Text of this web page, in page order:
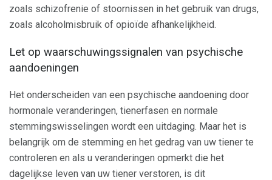
zoals schizofrenie of stoornissen in het gebruik van drugs,
zoals alcoholmisbruik of opioïde afhankelijkheid.
Let op waarschuwingssignalen van psychische
aandoeningen
Het onderscheiden van een psychische aandoening door
hormonale veranderingen, tienerfasen en normale
stemmingswisselingen wordt een uitdaging. Maar het is
belangrijk om de stemming en het gedrag van uw tiener te
controleren en als u veranderingen opmerkt die het
dagelijkse leven van uw tiener verstoren, is dit